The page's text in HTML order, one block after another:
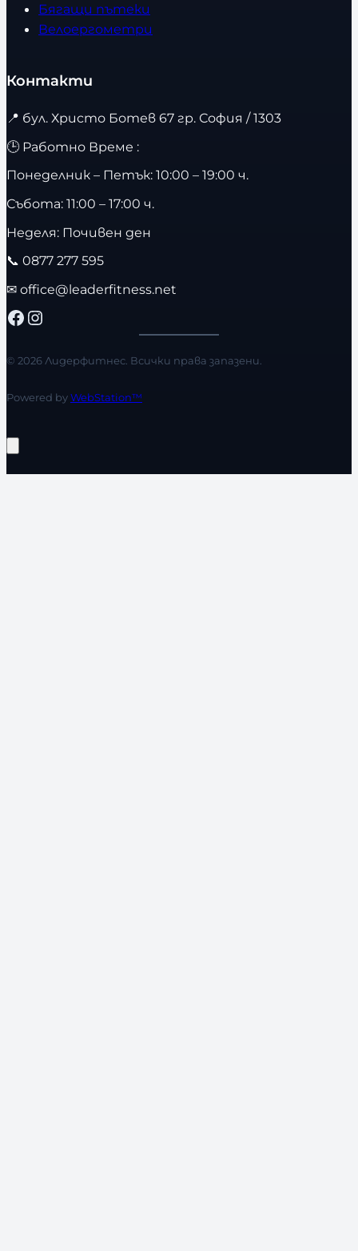
Бягащи пътеки
Велоергометри
Контакти
📍 бул. Христо Ботев 67 гр. София / 1303
🕒 Работно Време :
Понеделник – Петък: 10:00 – 19:00 ч.
Събота: 11:00 – 17:00 ч.
Неделя: Почивен ден
📞 0877 277 595
✉ office@leaderfitness.net
Facebook Instagram
© 2026 Лидерфитнес. Всички права запазени.
Powered byWebStation™